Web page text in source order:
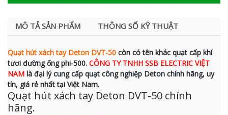
MÔ TẢ SẢN PHẨM THÔNG SỐ KỸ THUẬT
Quạt hút xách tay Deton DVT-50 còn có tên khác quạt cấp khí
tươi đường ống phi-500. CÔNG TY TNHH SSB ELECTRIC VIỆT
NAM là đại lý cung cấp quạt công nghiệp Deton chính hãng, uy
tín, giá rẻ nhất tại Việt Nam.
Quạt hút xách tay Deton DVT-50 chính
hãng.